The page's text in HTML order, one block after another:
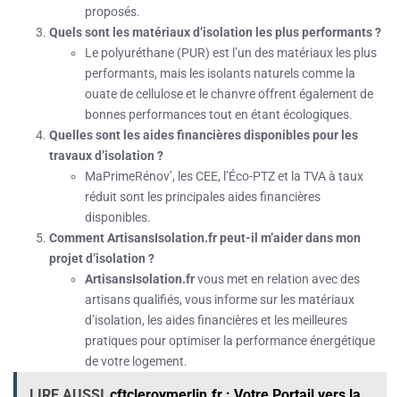
proposés.
Quels sont les matériaux d’isolation les plus performants ?
Le polyuréthane (PUR) est l’un des matériaux les plus
performants, mais les isolants naturels comme la
ouate de cellulose et le chanvre offrent également de
bonnes performances tout en étant écologiques.
Quelles sont les aides financières disponibles pour les
travaux d’isolation ?
MaPrimeRénov’, les CEE, l’Éco-PTZ et la TVA à taux
réduit sont les principales aides financières
disponibles.
Comment ArtisansIsolation.fr peut-il m’aider dans mon
projet d’isolation ?
ArtisansIsolation.frvous met en relation avec des
artisans qualifiés, vous informe sur les matériaux
d’isolation, les aides financières et les meilleures
pratiques pour optimiser la performance énergétique
de votre logement.